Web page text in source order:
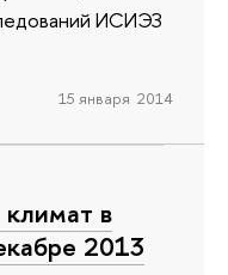
ИСИЭЗ
15 января 2014
в
2013